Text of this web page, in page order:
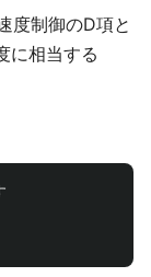
度制御のD項と
に相当する